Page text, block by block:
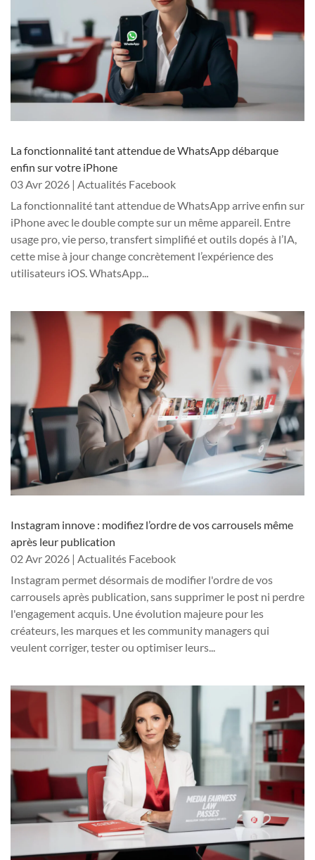
La fonctionnalité tant attendue de WhatsApp débarque
enfin sur votre iPhone
03 Avr 2026 | Actualités Facebook
La fonctionnalité tant attendue de WhatsApp arrive enfin sur
iPhone avec le double compte sur un même appareil. Entre
usage pro, vie perso, transfert simplifié et outils dopés à l’IA,
cette mise à jour change concrètement l’expérience des
utilisateurs iOS. WhatsApp...
Instagram innove : modifiez l’ordre de vos carrousels même
après leur publication
02 Avr 2026 | Actualités Facebook
Instagram permet désormais de modifier l'ordre de vos
carrousels après publication, sans supprimer le post ni perdre
l'engagement acquis. Une évolution majeure pour les
créateurs, les marques et les community managers qui
veulent corriger, tester ou optimiser leurs...